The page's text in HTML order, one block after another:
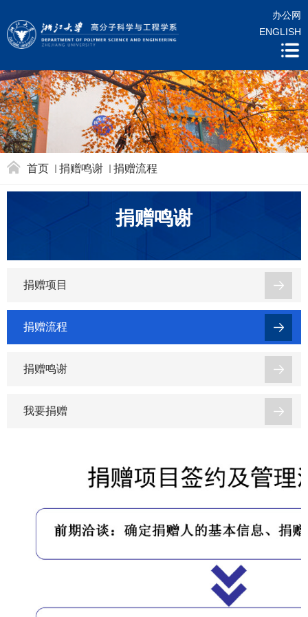
办公网
ENGLISH
首页 捐赠鸣谢 捐赠流程
捐赠鸣谢
捐赠项目
捐赠流程
捐赠鸣谢
我要捐赠